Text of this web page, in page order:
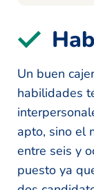
Un buen
habilidades
apto, sino el
entre seis y
puesto ya